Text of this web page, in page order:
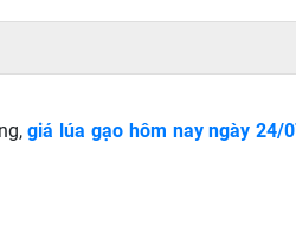
giá lúa gạo hôm nay ngày 24/